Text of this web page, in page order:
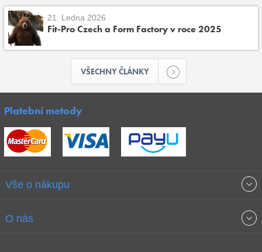
21. Ledna 2026
Fit-Pro Czech a Form Factory v roce 2025
VŠECHNY ČLÁNKY
Platební metody
Vše o nákupu
Obchodní podmínky
O nás